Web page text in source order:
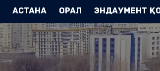
Астана Орал Эндаумент